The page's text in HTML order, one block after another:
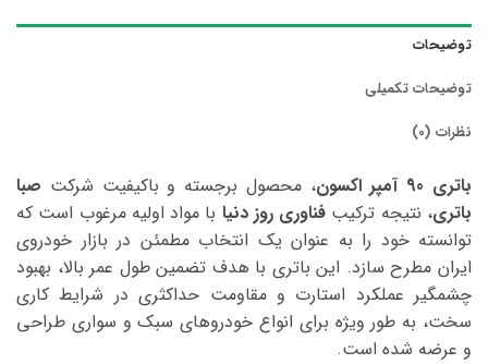
توضیحات
توضیحات تکمیلی
نظرات (0)
باتری 90 آمپر اکسون ، محصول برجسته و باکیفیت شرکت صبا
باتری، نتیجه ترکیب فناوری روز دنیا با مواد اولیه مرغوب است که
توانسته خود را به عنوان یک انتخاب مطمئن در بازار خودروی
ایران مطرح سازد. این باتری با هدف تضمین طول عمر بالا، بهبود
چشمگیر عملکرد استارت و مقاومت حداکثری در شرایط کاری
سخت، به طور ویژه برای انواع خودروهای سبک و سواری طراحی
و عرضه شده است.